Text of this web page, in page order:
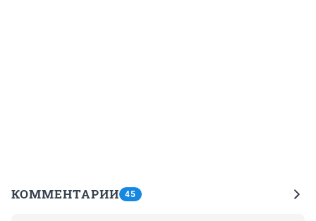
КОММЕНТАРИИ 45